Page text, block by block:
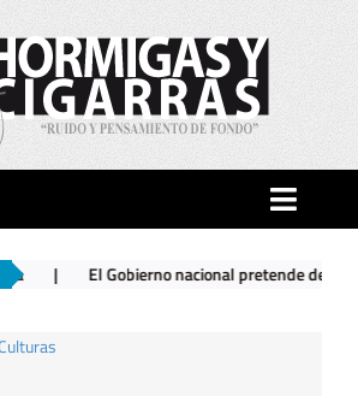
Toggle
nacional pretende derogar la ley del libro